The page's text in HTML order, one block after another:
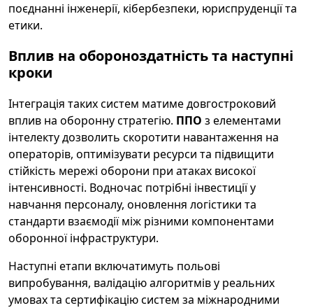
поєднанні інженерії, кібербезпеки, юриспруденції та
етики.
Вплив на обороноздатність та наступні
кроки
Інтеграція таких систем матиме довгостроковий
вплив на оборонну стратегію. ППО з елементами
інтелекту дозволить скоротити навантаження на
операторів, оптимізувати ресурси та підвищити
стійкість мережі оборони при атаках високої
інтенсивності. Водночас потрібні інвестиції у
навчання персоналу, оновлення логістики та
стандарти взаємодії між різними компонентами
оборонної інфраструктури.
Наступні етапи включатимуть польові
випробування, валідацію алгоритмів у реальних
умовах та сертифікацію систем за міжнародними